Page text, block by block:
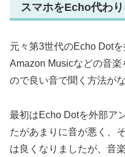
スマホをEcho代わ
元々第3世代のEcho Dot
Amazon Musicなどの音
ので良い音で聞く方法が
最初はEcho Dotを外部ア
たがあまりに音が悪く、
は良くなりましたが、音